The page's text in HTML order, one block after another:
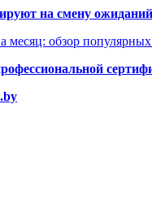
на смену
месяц: обзор